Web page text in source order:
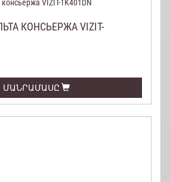
КОНСЬЕРЖА VIZIT-
ՄԱՆՐԱՄԱՍԸ